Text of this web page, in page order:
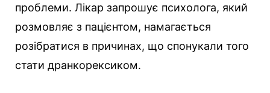
проблеми. Лікар запрошує психолога, який
розмовляє з пацієнтом, намагається
розібратися в причинах, що спонукали того
стати дранкорексиком.